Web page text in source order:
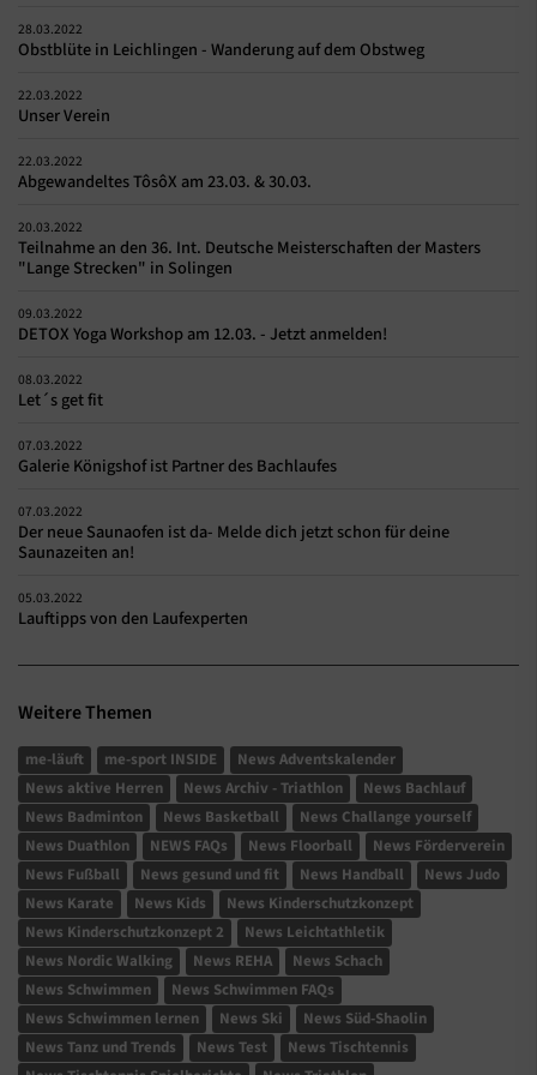
28.03.2022
Obstblüte in Leichlingen - Wanderung auf dem Obstweg
22.03.2022
Unser Verein
22.03.2022
Abgewandeltes TôsôX am 23.03. & 30.03.
20.03.2022
Teilnahme an den 36. Int. Deutsche Meisterschaften der Masters
"Lange Strecken" in Solingen
09.03.2022
DETOX Yoga Workshop am 12.03. - Jetzt anmelden!
08.03.2022
Let´s get fit
07.03.2022
Galerie Königshof ist Partner des Bachlaufes
07.03.2022
Der neue Saunaofen ist da- Melde dich jetzt schon für deine
Saunazeiten an!
05.03.2022
Lauftipps von den Laufexperten
Weitere Themen
me-läuft me-sport INSIDE
News Adventskalender
News aktive Herren
News Archiv - Triathlon
News Bachlauf
News Badminton
News Basketball
News Challange yourself
News Duathlon
NEWS FAQs News Floorball
News Förderverein
News Fußball
News gesund und fit News Handball
News Judo
News Karate
News Kids
News Kinderschutzkonzept
News Kinderschutzkonzept 2
News Leichtathletik
News Nordic Walking
News REHA
News Schach
News Schwimmen
News Schwimmen FAQs
News Schwimmen lernen
News Ski
News Süd-Shaolin
News Tanz und Trends
News Test
News Tischtennis